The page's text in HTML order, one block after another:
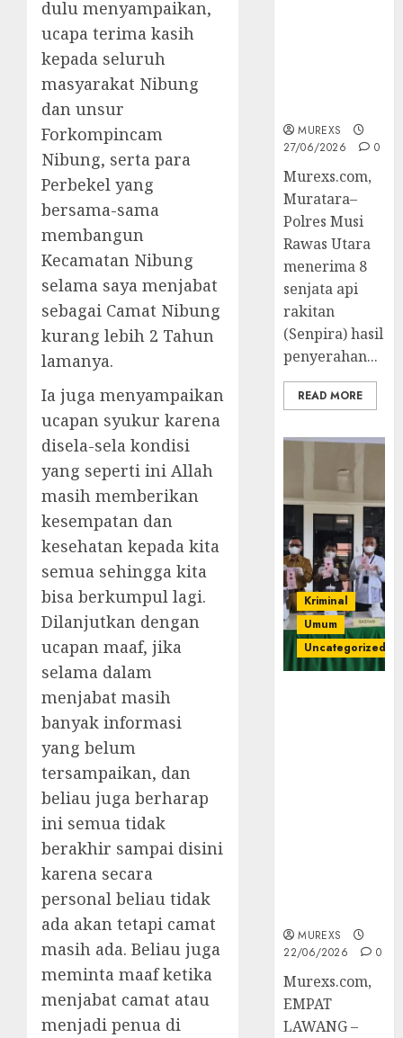
dulu menyampaikan,
ucapa terima kasih
kepada seluruh
masyarakat Nibung
dan unsur
Forkompincam
Nibung, serta para
Perbekel yang
bersama-sama
membangun
Kecamatan Nibung
selama saya menjabat
sebagai Camat Nibung
kurang lebih 2 Tahun
lamanya.
Ia juga menyampaikan
ucapan syukur karena
disela-sela kondisi
yang seperti ini Allah
masih memberikan
kesempatan dan
kesehatan kepada kita
semua sehingga kita
bisa berkumpul lagi.
Dilanjutkan dengan
ucapan maaf, jika
selama dalam
menjabat masih
banyak informasi
yang belum
tersampaikan, dan
beliau juga berharap
ini semua tidak
berakhir sampai disini
karena secara
personal beliau tidak
ada akan tetapi camat
masih ada. Beliau juga
meminta maaf ketika
menjabat camat atau
menjadi penua di
MUREXS
27/06/2026
0
Murexs.com,
Muratara–
Polres Musi
Rawas Utara
menerima 8
senjata api
rakitan
(Senpira) hasil
penyerahan...
READ MORE
Kriminal
Umum
Uncategorized
MUREXS
22/06/2026
0
‎Murexs.com,
EMPAT
LAWANG –